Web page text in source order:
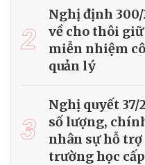
2
Nghị định
về cho thôi
miễn nhiệm
quản lý
3
Nghị quyết 37/
số lượng,
nhân sự hỗ
trường học